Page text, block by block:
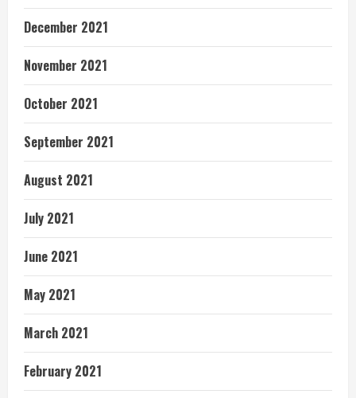
December 2021
November 2021
October 2021
September 2021
August 2021
July 2021
June 2021
May 2021
March 2021
February 2021